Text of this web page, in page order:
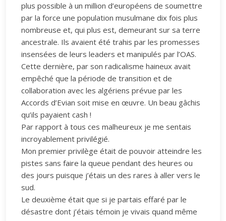
plus possible à un million d’européens de soumettre
par la force une population musulmane dix fois plus
nombreuse et, qui plus est, demeurant sur sa terre
ancestrale. Ils avaient été trahis par les promesses
insensées de leurs leaders et manipulés par l’OAS.
Cette dernière, par son radicalisme haineux avait
empêché que la période de transition et de
collaboration avec les algériens prévue par les
Accords d’Evian soit mise en œuvre. Un beau gâchis
qu’ils payaient cash !
Par rapport à tous ces malheureux je me sentais
incroyablement privilégié.
Mon premier privilège était de pouvoir atteindre les
pistes sans faire la queue pendant des heures ou
des jours puisque j’étais un des rares à aller vers le
sud.
Le deuxième était que si je partais effaré par le
désastre dont j’étais témoin je vivais quand même